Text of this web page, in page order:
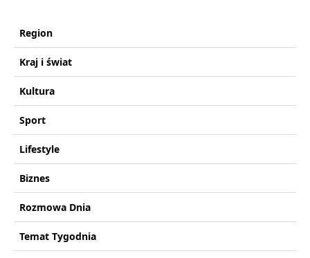
Region
Kraj i świat
Kultura
Sport
Lifestyle
Biznes
Rozmowa Dnia
Temat Tygodnia